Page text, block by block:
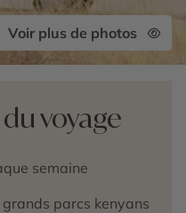
Voir plus de photos
voyage
semaine
parcs kenyans